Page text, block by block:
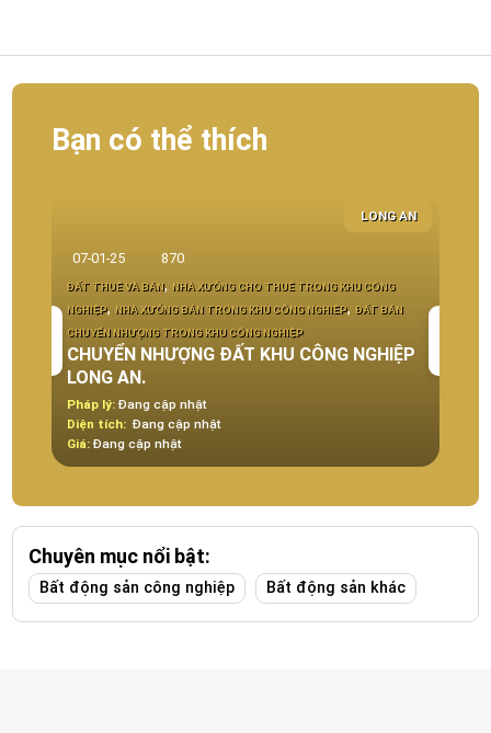
Bạn có thể thích
LONG AN
07-01-25 870
ĐẤT THUÊ VÀ BÁN, NHÀ XƯỞNG CHO THUÊ TRONG KHU CÔNG
NGHIỆP, NHÀ XƯỞNG BÁN TRONG KHU CÔNG NGHIÊP,ĐẤT BÁN
CHUYỂN NHƯỢNG TRONG KHU CÔNG NGHIỆP
CHUYỂN NHƯỢNG ĐẤT KHU CÔNG NGHIỆP
LONG AN.
Pháp lý: Đang cập nhật
Diện tích: Đang cập nhật
Giá: Đang cập nhật
Chuyên mục nổi bật:
Bất động sản công nghiệp Bất động sản khác